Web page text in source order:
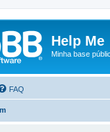
Help Me
Minha base
FAQ